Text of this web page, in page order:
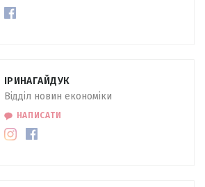
ІРИНАГАЙДУК
Відділ новин економіки
НАПИСАТИ